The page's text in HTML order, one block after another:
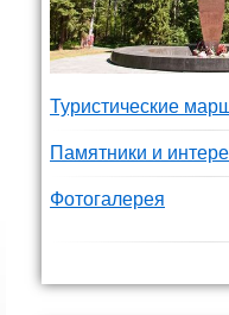
Туристические
Памятники и
Фотогалерея